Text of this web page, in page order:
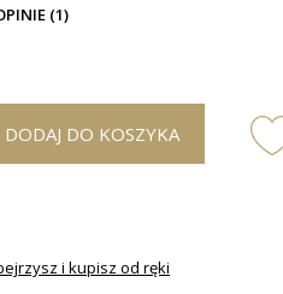
(1)
DODAJ DO KOSZYKA
i kupisz od ręki